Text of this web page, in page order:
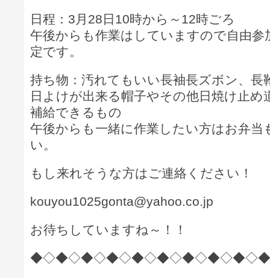
日程：3月28日10時から～12時ごろ
午後からも作業はしていますので自由参
定です。
持ち物：汚れてもいい長袖長ズボン、長
日よけが出来る帽子やその他日焼け止め
補給できるもの
午後からも一緒に作業したい方はお弁当
い。
もし来れそうな方はご連絡ください！
kouyou1025gonta@yahoo.co.jp
お待ちしていますね～！！